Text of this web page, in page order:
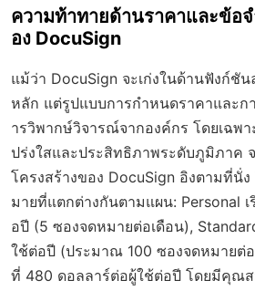
ความท้าทายด้านราคาและข้อ
อง DocuSign
แม้ว่า DocuSign จะเก่งในด้านฟังก์ชั
หลัก แต่รูปแบบการกำหนดราคาและก
ารวิพากษ์วิจารณ์จากองค์กร โดยเฉพ
ปร่งใสและประสิทธิภาพระดับภูมิภาค
โครงสร้างของ DocuSign อิงตามที่นั่
มายที่แตกต่างกันตามแผน: Personal
อปี (5 ซองจดหมายต่อเดือน),
ใช้ต่อปี (ประมาณ 100 ซองจดหมายต่
ที่ 480 ดอลลาร์ต่อผู้ใช้ต่อปี โดยมีคุณส